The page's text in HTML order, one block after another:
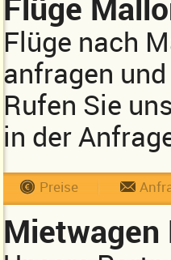
Flüge nach
anfragen
Rufen Sie
in der
Preise
Mietwagen